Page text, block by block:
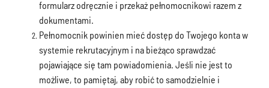
formularz odręcznie i przekaż pełnomocnikowi razem z
dokumentami.
Pełnomocnik powinien mieć dostęp do Twojego konta w
systemie rekrutacyjnym i na bieżąco sprawdzać
pojawiające się tam powiadomienia. Jeśli nie jest to
możliwe, to pamiętaj, aby robić to samodzielnie i